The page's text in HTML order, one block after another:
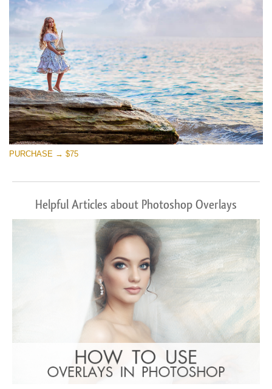
PURCHASE → $75
Helpful Articles about Photoshop Overlays